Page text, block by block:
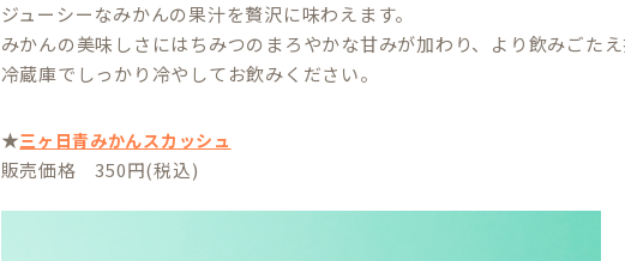
ジューシーなみかんの果汁を贅沢に味わえます。
みかんの美味しさにはちみつのまろやかな甘みが加わり、より飲みごた
冷蔵庫でしっかり冷やしてお飲みください。
★三ヶ日青みかんスカッシュ
販売価格 350円(税込)